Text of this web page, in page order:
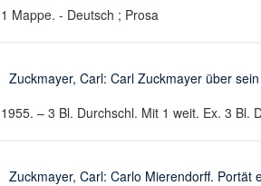
1 Mappe. - Deutsch ; Prosa
Zuckmayer, Carl: Carl Zuckmayer über
1955. – 3 Bl. Durchschl. Mit 1 weit. Ex. 3 Bl.
Zuckmayer, Carl: Carlo Mierendorff. Portät